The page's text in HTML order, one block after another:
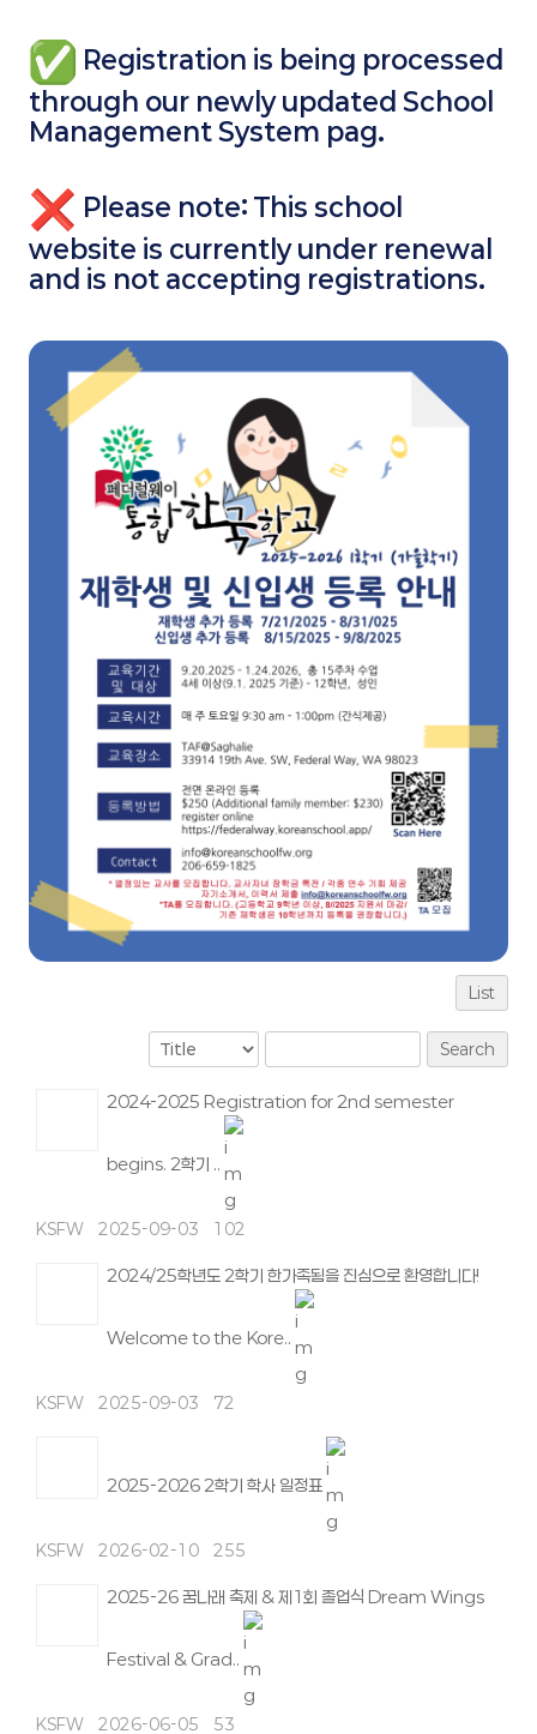
Registration is being processed
through our newly updated School
Management System pag.
Please note: This school
website is currently under renewal
and is not accepting registrations.
List
Search
2024-2025 Registration for 2nd semester
begins. 2학기 ..
KSFW 2025-09-03 102
2024/25학년도 2학기 한가족됨을 진심으로 환영합니다!
Welcome to the Kore..
KSFW 2025-09-03 72
2025-2026 2학기 학사 일정표
KSFW 2026-02-10 255
2025-26 꿈나래 축제 & 제1회 졸업식 Dream Wings
Festival & Grad..
KSFW 2026-06-05 53